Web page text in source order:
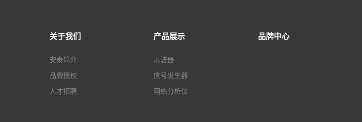
关于我们
安泰简介
品牌授权
人才招聘
产品展示
示波器
信号发生器
网络分析仪
品牌中心